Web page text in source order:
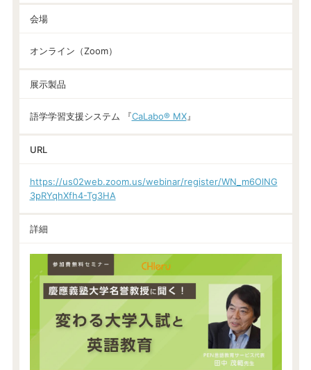
会場
オンライン（Zoom）
展示製品
語学学習支援システム 『CaLabo® MX』
URL
https://us02web.zoom.us/webinar/register/WN_m6OlNG
3pRYqhXfh4-Tg3HA
詳細